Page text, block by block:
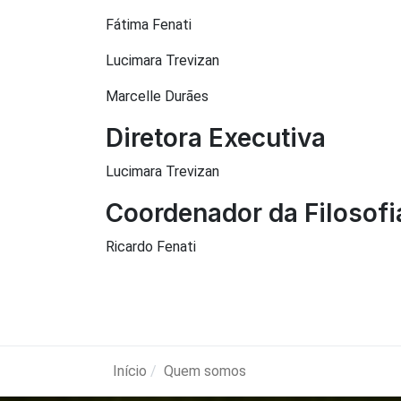
Fátima Fenati
Lucimara Trevizan
Marcelle Durães
Diretora Executiva
Lucimara Trevizan
Coordenador da
Ricardo Fenati
Início Quem somos